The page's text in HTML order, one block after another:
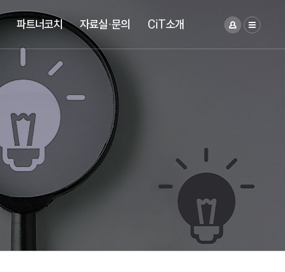
파트너코치 자료실·문의 CiT소개